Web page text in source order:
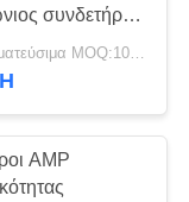
συνδετήρας
106462-1
δύναμης
Διαπραγματεύσιμα MOQ:100 μονάδες
AMP